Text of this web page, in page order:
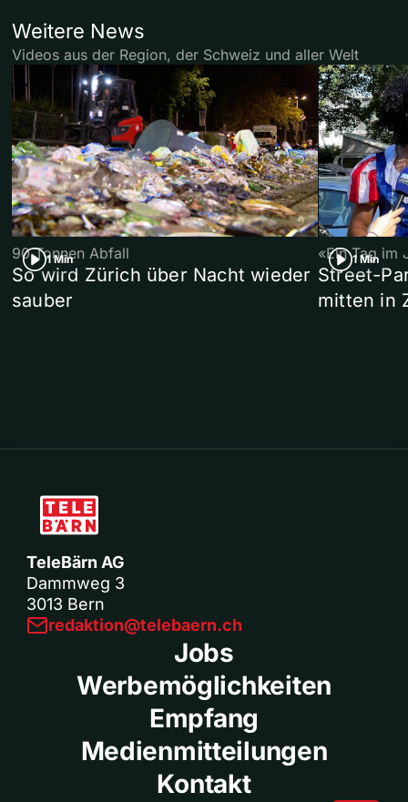
Weitere News
Videos aus der Region, der Schweiz und aller Welt
1 Min
90 Tonnen Abfall
So wird Zürich über Nacht wieder
sauber
1 Min
«Ein Tag im
Street-
mitten in
TeleBärn AG
Dammweg 3
3013 Bern
redaktion@telebaern.ch
Jobs
Werbemöglichkeiten
Empfang
Medienmitteilungen
Kontakt